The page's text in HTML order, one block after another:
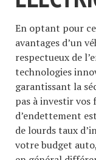
En optant pour
avantages d’un
respectueux de
technologies
garantissant la
pas à investir
d’endettement
de lourds taux
votre budget